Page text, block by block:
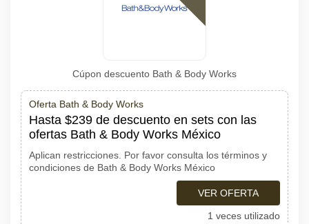
Cúpon descuento Bath & Body Works
Oferta Bath & Body Works
Hasta $239 de descuento en sets con las
ofertas Bath & Body Works México
Aplican restricciones. Por favor consulta los términos y
condiciones de Bath & Body Works México
VER OFERTA
1 veces utilizado